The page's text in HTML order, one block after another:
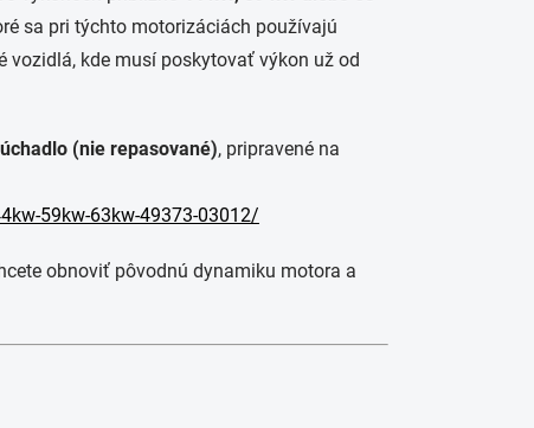
sa pri týchto motorizáciách používajú
vozidlá, kde musí poskytovať výkon už od
(nie repasované), pripravené na
59kw-63kw-49373-03012/
obnoviť pôvodnú dynamiku motora a